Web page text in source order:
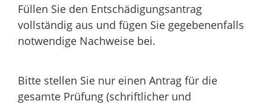
Füllen Sie den Entschädigungsantrag
vollständig aus und fügen Sie gegebenenfalls
notwendige Nachweise bei.
Bitte stellen Sie nur einen Antrag für die
gesamte Prüfung (schriftlicher und